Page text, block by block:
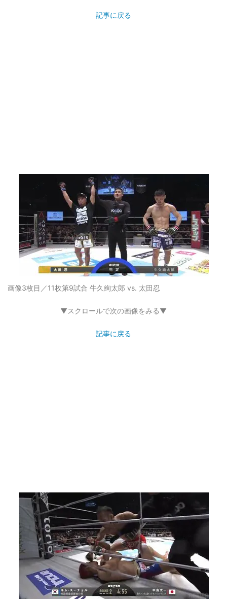
記事に戻る
画像3枚目／11枚第9試合 牛久絢太郎 vs. 太田忍
▼スクロールで次の画像をみる▼
記事に戻る